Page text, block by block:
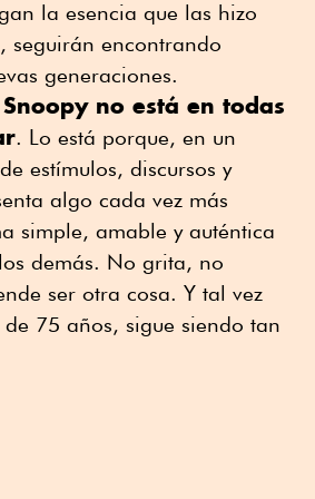
la esencia que las hizo
seguirán encontrando
generaciones.
Snoopy no está en todas
. Lo está porque, en un
estímulos, discursos y
algo cada vez más
simple, amable y auténtica
demás. No grita, no
ser otra cosa. Y tal vez
de 75 años, sigue siendo tan